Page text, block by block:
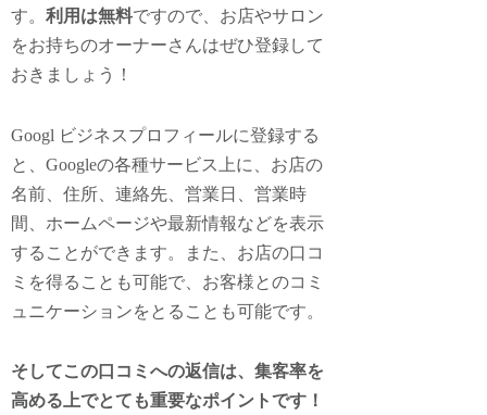
す。利用は無料ですので、お店やサロン
をお持ちのオーナーさんはぜひ登録して
おきましょう！
Googl ビジネスプロフィールに登録する
と、Googleの各種サービス上に、お店の
名前、住所、連絡先、営業日、営業時
間、ホームページや最新情報などを表示
することができます。また、お店の口コ
ミを得ることも可能で、お客様とのコミ
ュニケーションをとることも可能です。
そしてこの口コミへの返信は、集客率を
高める上でとても重要なポイントです！